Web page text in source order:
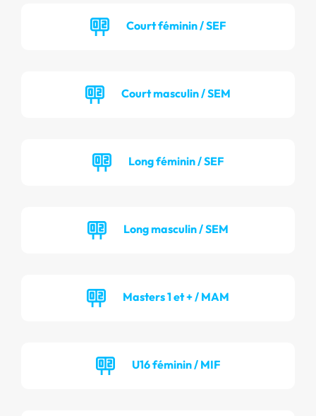
Court féminin / SEF
Court masculin / SEM
Long féminin / SEF
Long masculin / SEM
Masters 1 et + / MAM
U16 féminin / MIF